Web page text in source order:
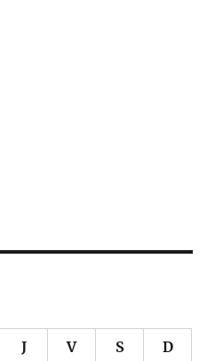
J V S D